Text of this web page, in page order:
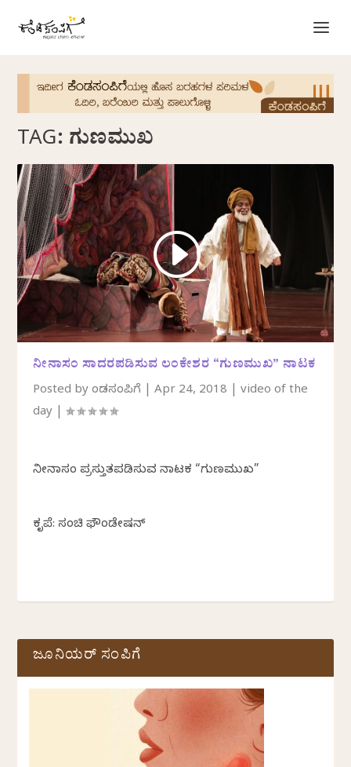
TAG: ಗುಣಮುಖ
ನೀನಾಸಂ ಸಾದರಪಡಿಸುವ ಲಂಕೇಶರ “ಗುಣಮುಖ” ನಾಟಕ
Posted byಕೆಂಡಸಂಪಿಗೆ |Apr 24, 2018 |video of the
day |
ನೀನಾಸಂ ಪ್ರಸ್ತುತಪಡಿಸುವ ನಾಟಕ “ಗುಣಮುಖ”
ಕೃಪೆ: ಸಂಚಿ ಫೌಂಡೇಷನ್
ಜೂನಿಯರ್ ಸಂಪಿಗೆ